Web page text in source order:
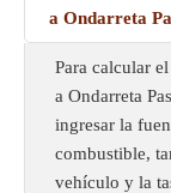
a Ondarreta
Para calcular
a Ondarreta
ingresar la
combustible,
vehículo y la